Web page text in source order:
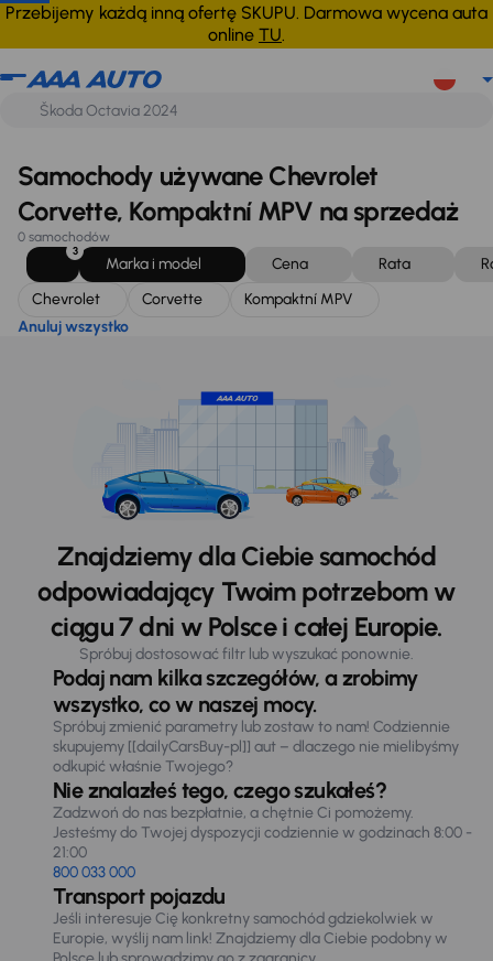
Przebijemy każdą inną ofertę SKUPU. Darmowa wycena auta
online TU.
Chevrolet Corvette Kompaktní MPV Anuluj wszystko
Samochody używane Chevrolet
Corvette, Kompaktní MPV na sprzedaż
0 samochodów
3
Marka i model Cena Rata
Chevrolet
Corvette
Kompaktní MPV
Anuluj wszystko
Znajdziemy dla Ciebie samochód
odpowiadający Twoim potrzebom w
ciągu 7 dni w Polsce i całej Europie.
Spróbuj dostosować filtr lub wyszukać ponownie.
Podaj nam kilka szczegółów, a zrobimy
wszystko, co w naszej mocy.
Spróbuj zmienić parametry lub zostaw to nam! Codziennie
skupujemy [[dailyCarsBuy-pl]] aut – dlaczego nie mielibyśmy
odkupić właśnie Twojego?
Nie znalazłeś tego, czego szukałeś?
Zadzwoń do nas bezpłatnie, a chętnie Ci pomożemy.
Jesteśmy do Twojej dyspozycji codziennie w godzinach 8:00 -
21:00
800 033 000
Transport pojazdu
Jeśli interesuje Cię konkretny samochód gdziekolwiek w
Europie, wyślij nam link! Znajdziemy dla Ciebie podobny w